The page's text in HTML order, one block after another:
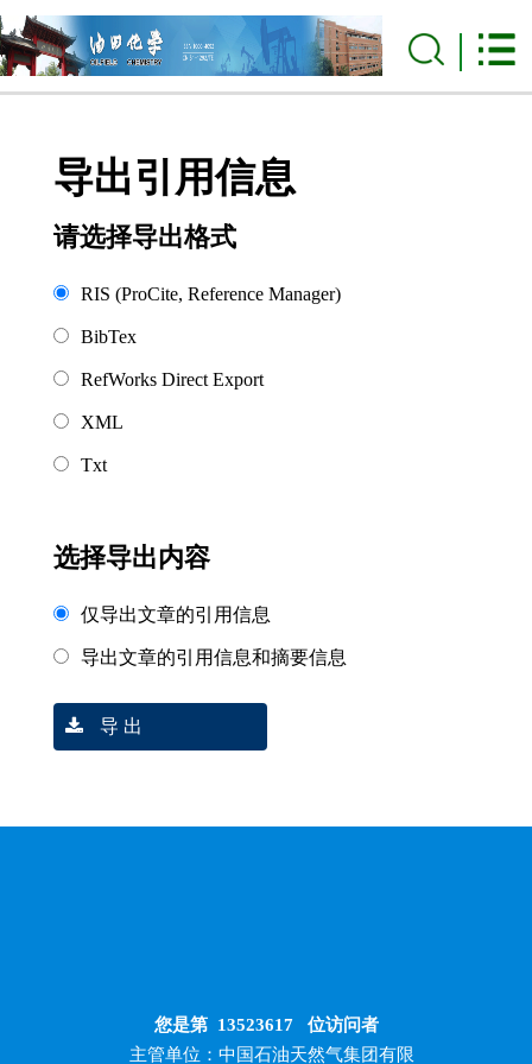
导出引用信息
请选择导出格式
RIS (ProCite, Reference Manager)
BibTex
RefWorks Direct Export
XML
Txt
选择导出内容
仅导出文章的引用信息
导出文章的引用信息和摘要信息
导 出
您是第 13523617位访问者
主管单位：中国石油天然气集团有限